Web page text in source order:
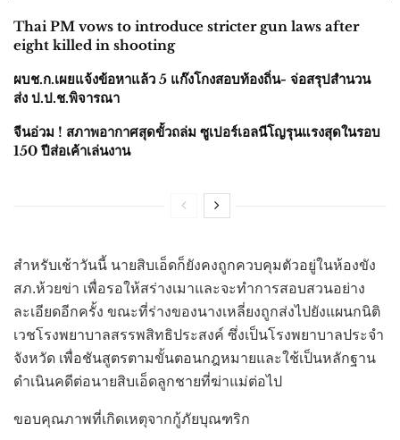
Thai PM vows to introduce stricter gun laws after
eight killed in shooting
ผบช.ก.เผยแจ้งข้อหาแล้ว 5 แก๊งโกงสอบท้องถิ่น- จ่อสรุปสำนวน
ส่ง ป.ป.ช.พิจารณา
จีนอ่วม ! สภาพอากาศสุดขั้วถล่ม ซูเปอร์เอลนีโญรุนแรงสุดในรอบ
150 ปีส่อเค้าเล่นงาน
สำหรับเช้าวันนี้ นายสิบเอ็ดก็ยังคงถูกควบคุมตัวอยู่ในห้องขัง
สภ.ห้วยข่า เพื่อรอให้สร่างเมาและจะทำการสอบสวนอย่าง
ละเอียดอีกครั้ง ขณะที่ร่างของนางเหลี่ยงถูกส่งไปยังแผนกนิติ
เวชโรงพยาบาลสรรพสิทธิประสงค์ ซึ่งเป็นโรงพยาบาลประจำ
จังหวัด เพื่อชันสูตรตามขั้นตอนกฎหมายและใช้เป็นหลักฐาน
ดำเนินคดีต่อนายสิบเอ็ดลูกชายที่ฆ่าแม่ต่อไป
ขอบคุณภาพที่เกิดเหตุจากกู้ภัยบุณฑริก